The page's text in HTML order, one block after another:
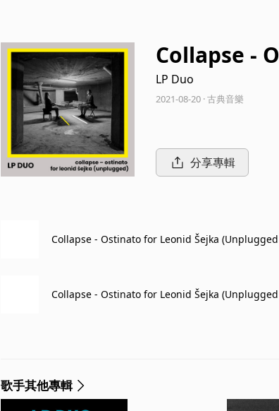
Collapse -
LP Duo
2021-08-20 · 古典音樂
分享專輯
Collapse - Ostinato for Leonid Šejka (Unplugged
Collapse - Ostinato for Leonid Šejka (Unplugged
歌手其他專輯